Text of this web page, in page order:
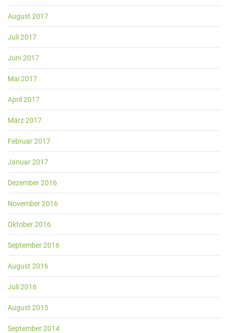
August 2017
Juli 2017
Juni 2017
Mai 2017
April 2017
März 2017
Februar 2017
Januar 2017
Dezember 2016
November 2016
Oktober 2016
September 2016
August 2016
Juli 2016
August 2015
September 2014